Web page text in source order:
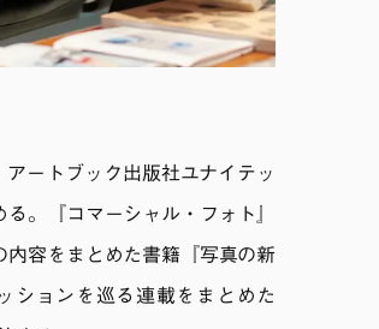
ートブック出版社ユナイテッ
。『コマーシャル・フォト』
容をまとめた書籍『写真の新
ションを巡る連載をまとめた